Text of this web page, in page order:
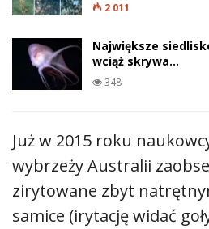
2 011
Największe
wciąż skrywa…
348
Już w 2015 roku
wybrzeży Australii
zirytowane zbyt
samice (irytację widać